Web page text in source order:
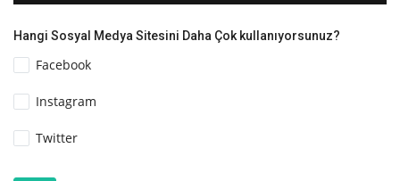
Hangi Sosyal Medya Sitesini Daha Çok kullanıyorsunuz?
Facebook
Instagram
Twitter